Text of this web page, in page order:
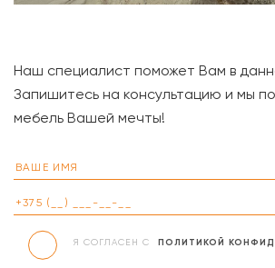
Наш специалист поможет Вам в
Запишитесь на консультацию и мы
мебель Вашей мечты!
Я СОГЛАСЕН С ПОЛИТИКОЙ